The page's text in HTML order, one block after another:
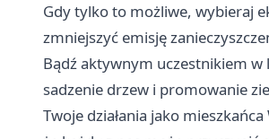
Gdy tylko to możliwe, wybieraj
zmniejszyć emisję
Bądź aktywnym uczestnikiem
sadzenie drzew i promowanie
Twoje działania jako